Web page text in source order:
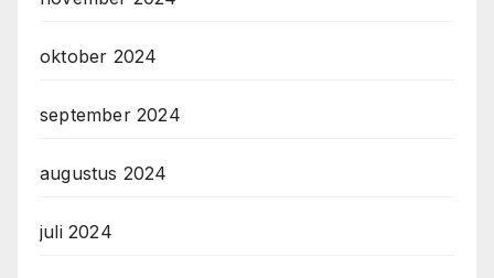
oktober 2024
september 2024
augustus 2024
juli 2024